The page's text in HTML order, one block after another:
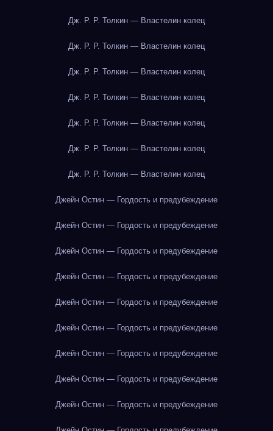
Дж. Р. Р. Толкин — Властелин колец
Дж. Р. Р. Толкин — Властелин колец
Дж. Р. Р. Толкин — Властелин колец
Дж. Р. Р. Толкин — Властелин колец
Дж. Р. Р. Толкин — Властелин колец
Дж. Р. Р. Толкин — Властелин колец
Дж. Р. Р. Толкин — Властелин колец
Джейн Остин — Гордость и предубеждение
Джейн Остин — Гордость и предубеждение
Джейн Остин — Гордость и предубеждение
Джейн Остин — Гордость и предубеждение
Джейн Остин — Гордость и предубеждение
Джейн Остин — Гордость и предубеждение
Джейн Остин — Гордость и предубеждение
Джейн Остин — Гордость и предубеждение
Джейн Остин — Гордость и предубеждение